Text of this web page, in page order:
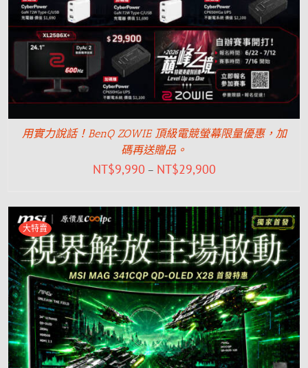
用實力說話！BenQ ZOWIE 頂級電競螢幕限量優惠，加
碼再送贈品。
NT$9,990 – NT$29,900
大特賣